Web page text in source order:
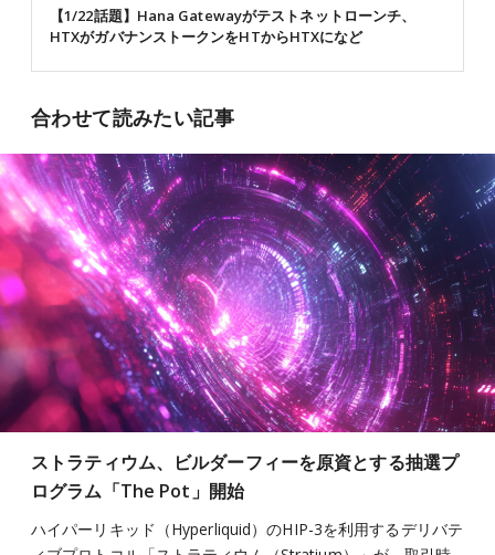
【1/22話題】Hana Gatewayがテストネットローンチ、
HTXがガバナンストークンをHTからHTXになど
合わせて読みたい記事
ストラティウム、ビルダーフィーを原資とする抽選プ
ログラム「The Pot」開始
ハイパーリキッド（Hyperliquid）のHIP-3を利用するデリバテ